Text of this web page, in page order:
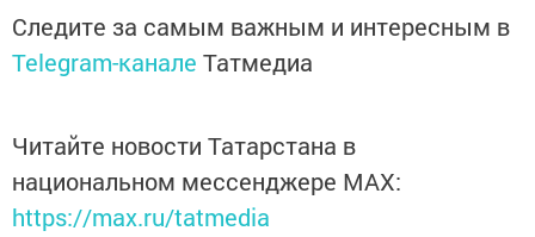
Следите за самым важным и интересным в
Telegram-канале Татмедиа
Читайте новости Татарстана в
национальном мессенджере MАХ:
https://max.ru/tatmedia